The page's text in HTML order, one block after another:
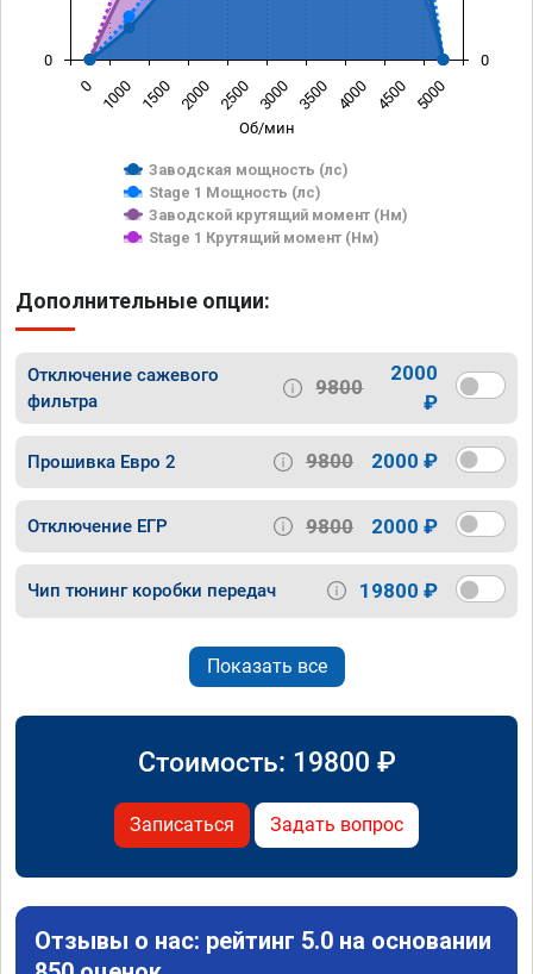
Об/мин
Заводская мощность (лс)
Stage 1 Мощность (лс)
Заводской крутящий момент (Нм)
Stage 1 Крутящий момент (Нм)
0 1000 1500 2000 2500 3000 3500 4000 4500 5000
0 0
Дополнительные опции:
Отключение сажевого
фильтра
9800
2000
₽
Прошивка Евро 2 9800 2000 ₽
Отключение ЕГР 9800 2000 ₽
Чип тюнинг коробки передач 19800 ₽
Показать все
Стоимость: 19800 ₽
Записаться Задать вопрос
Отзывы о нас: рейтинг 5.0 на основании